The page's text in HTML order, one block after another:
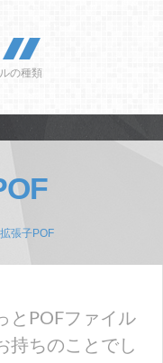
の種類
張子POF
とPOFファイル
持ちのことでし